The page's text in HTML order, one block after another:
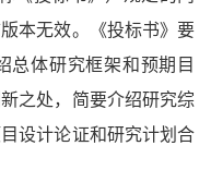
本无效。《投标书》要
总体研究框架和预期目
之处，简要介绍研究综
设计论证和研究计划合